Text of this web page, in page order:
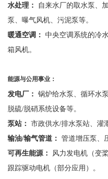
水处理：
自来水厂的取水泵、
泵、曝气风机、污泥泵等。
暖通空调： 中央空调系统的冷
箱风机。
能源与公用事业：
发电厂： 锅炉给水泵、循环水
脱硫/脱硝系统设备等。
泵站： 市政供水/排水泵站、灌
输油/输气管道： 管道增压泵、
可再生能源：
风力发电机（变
跟踪驱动电机（部分应用）。